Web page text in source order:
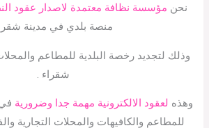
نحن مؤسسة نظافة معتمدة لاصدار عقود
منصة بلدي في مدينة
وذلك لتجديد رخصة البلدية للمطاعم
شقراء .
وهذه لعقود الالكترونية مهمة جدا وضرورية
للمطاعم والكافيهات والمحلات التجارية